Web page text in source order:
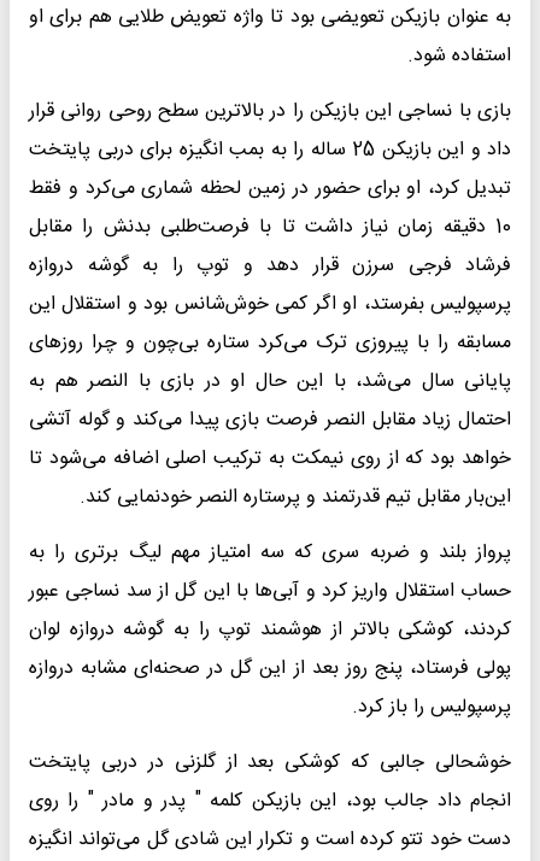
به عنوان بازیکن تعویضی بود تا واژه تعویض طلایی هم برای او
استفاده شود.
بازی با نساجی این بازیکن را در بالاترین سطح روحی روانی قرار
داد و این بازیکن 25 ساله را به بمب انگیزه برای دربی پایتخت
تبدیل کرد، او برای حضور در زمین لحظه شماری می‌کرد و فقط
10 دقیقه زمان نیاز داشت تا با فرصت‌طلبی بدنش را مقابل
فرشاد فرجی سرزن قرار دهد و توپ را به گوشه دروازه
پرسپولیس بفرستد، او اگر کمی خوش‌شانس بود و استقلال این
مسابقه را با پیروزی ترک می‌کرد ستاره بی‌چون و چرا روزهای
پایانی سال می‌شد، با این حال او در بازی با النصر هم به
احتمال زیاد مقابل النصر فرصت بازی پیدا می‌کند و گوله آتشی
خواهد بود که از روی نیمکت به ترکیب اصلی اضافه می‌شود تا
این‌بار مقابل تیم قدرتمند و پرستاره النصر خودنمایی کند.
پرواز بلند و ضربه سری که سه امتیاز مهم لیگ برتری را به
حساب استقلال واریز کرد و آبی‌ها با این گل از سد نساجی عبور
کردند، کوشکی بالاتر از هوشمند توپ را به گوشه دروازه لوان
پولی فرستاد، پنج روز بعد از این گل در صحنه‌ای مشابه دروازه
پرسپولیس را باز کرد.
خوشحالی جالبی که کوشکی بعد از گلزنی در دربی پایتخت
انجام داد جالب بود، این بازیکن کلمه " پدر و مادر " را روی
دست خود تتو کرده است و تکرار این شادی گل می‌تواند انگیزه